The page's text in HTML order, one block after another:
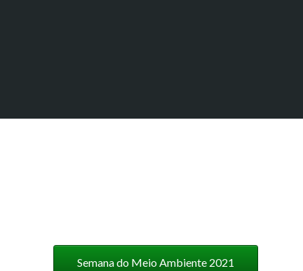
Semana do Meio Ambiente 2021